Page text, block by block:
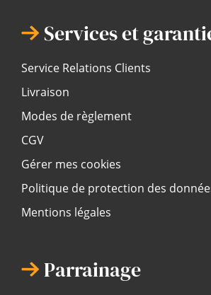
Services et
Service Relations Clients
Livraison
Modes de règlement
CGV
Gérer mes cookies
Politique de protection des
Mentions légales
Parrainage